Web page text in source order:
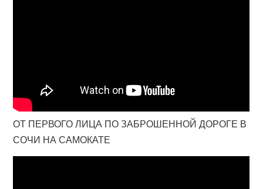
ОТ ПЕРВОГО ЛИЦА ПО ЗАБРОШЕННОЙ ДОРОГЕ В
СОЧИ НА САМОКАТЕ